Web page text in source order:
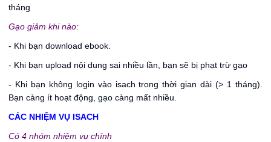
tháng
Gạo giảm khi nào:
- Khi bạn download ebook.
- Khi bạn upload nội dung sai nhiều lần, bạn sẽ bị phạt trừ gạo
- Khi bạn không login vào isach trong thời gian dài (> 1 tháng).
Bạn càng ít hoạt động, gạo càng mất nhiều.
CÁC NHIỆM VỤ ISACH
Có 4 nhóm nhiệm vụ chính